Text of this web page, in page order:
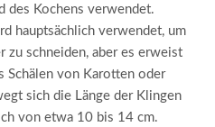
des Kochens verwendet.
hauptsächlich verwendet, um
zu schneiden, aber es erweist
Schälen von Karotten oder
sich die Länge der Klingen
von etwa 10 bis 14 cm.